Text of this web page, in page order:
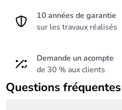
10 années de garantie
sur les travaux réalisés
Demande un acompte
de 30 % aux clients
Questions